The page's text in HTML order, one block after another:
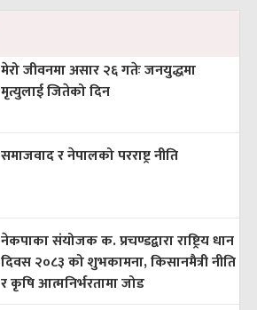
मेरो जीवनमा असार २६ गतेः जनयुद्धमा
मृत्युलाई जितेको दिन
समाजवाद र नेपालको परराष्ट्र नीति
नेकपाका संयोजक क. प्रचण्डद्वारा राष्ट्रिय धान
दिवस २०८३ को शुभकामना, किसानमैत्री नीति
र कृषि आत्मनिर्भरतामा जोड